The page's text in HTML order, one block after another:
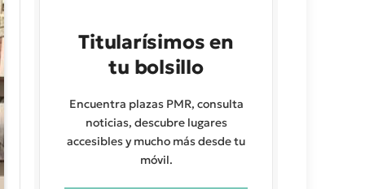
Titularísimos en
tu bolsillo
Encuentra plazas PMR, consulta
noticias, descubre lugares
accesibles y mucho más desde tu
móvil.